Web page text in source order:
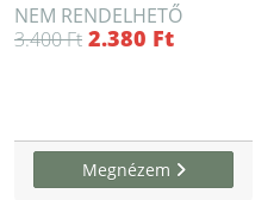
NEM RENDELHETŐ
3.400 Ft 2.380 Ft
Megnézem